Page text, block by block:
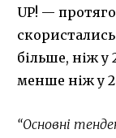
UP! —
більше, ніж у
менше ніж у
“Основні